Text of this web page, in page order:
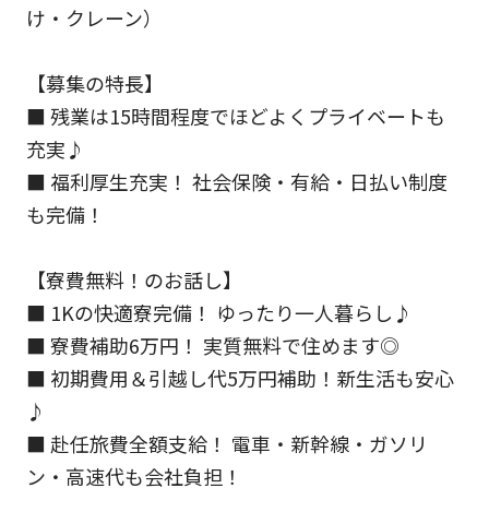
け・クレーン）
【募集の特長】
■ 残業は15時間程度でほどよくプライベートも
充実♪
■ 福利厚生充実！ 社会保険・有給・日払い制度
も完備！
【寮費無料！のお話し】
■ 1Kの快適寮完備！ ゆったり一人暮らし♪
■ 寮費補助6万円！ 実質無料で住めます◎
■ 初期費用＆引越し代5万円補助！新生活も安心
♪
■ 赴任旅費全額支給！ 電車・新幹線・ガソリ
ン・高速代も会社負担！